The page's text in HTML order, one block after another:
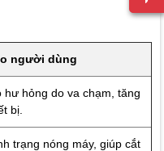
người dùng
hư hỏng do va chạm, tăng
bị.
trạng nóng máy, giúp cắt